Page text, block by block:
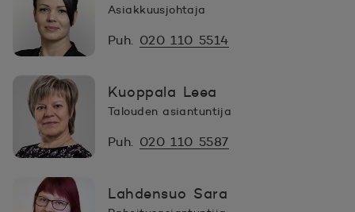
Asiakkuusjohtaja
Puh. 020 110 5514
Kuoppala Leea
Talouden asiantuntija
Puh. 020 110 5587
Lahdensuo Sara